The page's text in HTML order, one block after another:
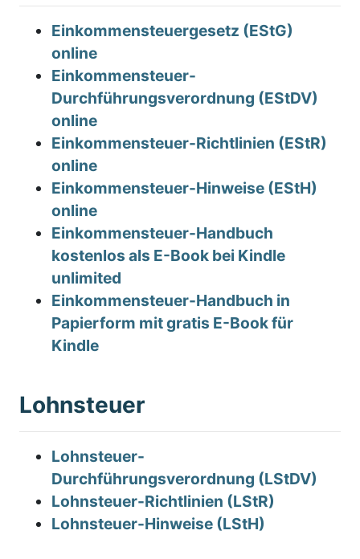
Einkommensteuergesetz (EStG)
online
Einkommensteuer-
Durchführungsverordnung (EStDV)
online
Einkommensteuer-Richtlinien (EStR)
online
Einkommensteuer-Hinweise (EStH)
online
Einkommensteuer-Handbuch
kostenlos als E-Book bei Kindle
unlimited
Einkommensteuer-Handbuch in
Papierform mit gratis E-Book für
Kindle
Lohnsteuer
Lohnsteuer-
Durchführungsverordnung (LStDV)
Lohnsteuer-Richtlinien (LStR)
Lohnsteuer-Hinweise (LStH)